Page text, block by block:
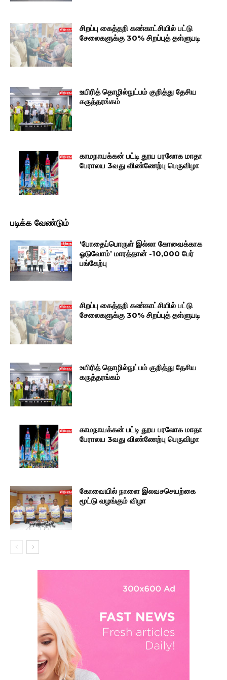
சிறப்பு கைத்தறி கண்காட்சியில் பட்டு
சேலைகளுக்கு 30% சிறப்புத் தள்ளுபடி
உயிரித் தொழில்நுட்பம் குறித்து தேசிய
கருத்தரங்கம்
காமநாயக்கன் பட்டி தூய பரலோக மாதா
பேராலய 3வது விண்ணேற்பு பெருவிழா
படிக்க வேண்டும்
‘போதைப்பொருள் இல்லா கோவைக்காக
ஓடுவோம்’ மாரத்தான் -10,000 பேர்
பங்கேற்பு
சிறப்பு கைத்தறி கண்காட்சியில் பட்டு
சேலைகளுக்கு 30% சிறப்புத் தள்ளுபடி
உயிரித் தொழில்நுட்பம் குறித்து தேசிய
கருத்தரங்கம்
காமநாயக்கன் பட்டி தூய பரலோக மாதா
பேராலய 3வது விண்ணேற்பு பெருவிழா
கோவையில் நாளை இலவசசெயற்கை
மூட்டு வழங்கும் விழா